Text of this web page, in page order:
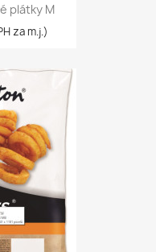
plátky M
za m.j.)